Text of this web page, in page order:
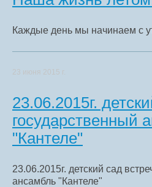
Каждые день мы начинаем с
23 июня 2015 г.
23.06.2015г.
государственный
"Кантеле"
23.06.2015г. детский сад
ансамбль "Кантеле"